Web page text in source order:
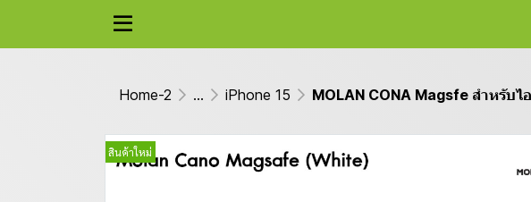
Home-2 ... iPhone 15 MOLAN CONA Magsfe สำหรับ
สินค้าใหม่